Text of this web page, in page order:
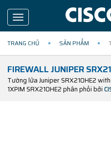
Toggle
navigation
TRANG CHỦ SẢN PHẨM
FIREWALL JUNIPER
Tường lửa Juniper SRX210HE2
1XPIM SRX210HE2 phân phối bởi